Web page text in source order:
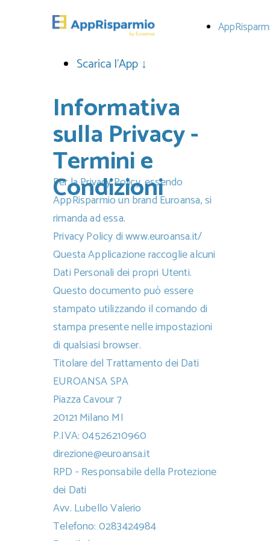
Scarica l'App ↓
Informativa
sulla Privacy -
Termini e
Condizioni
Per la Privacy Policy, essendo
AppRisparmio un brand Euroansa, si
rimanda ad essa.
Privacy Policy di www.euroansa.it/
Questa Applicazione raccoglie alcuni
Dati Personali dei propri Utenti.
Questo documento può essere
stampato utilizzando il comando di
stampa presente nelle impostazioni
di qualsiasi browser.
Titolare del Trattamento dei Dati
EUROANSA SPA
Piazza Cavour 7
20121 Milano MI
P.IVA: 04526210960
direzione@euroansa.it
RPD - Responsabile della Protezione
dei Dati
Avv. Lubello Valerio
Telefono: 0283424984